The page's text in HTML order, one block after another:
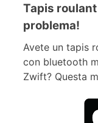
Tapis
problema!
Avete un tapis
con bluetooth
Zwift? Questa